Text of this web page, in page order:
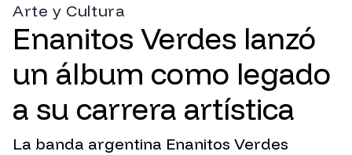
Arte y Cultura
Enanitos Verdes lanzó
un álbum como legado
a su carrera artística
La banda argentina Enanitos Verdes